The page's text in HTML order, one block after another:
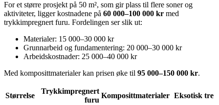
For et større prosjekt på 50 m², som gir plass til flere soner og
aktiviteter, ligger kostnadene på 60 000–100 000 kr med
trykkimpregnert furu. Fordelingen ser slik ut:
Materialer: 15 000–30 000 kr
Grunnarbeid og fundamentering: 20 000–30 000 kr
Arbeidskostnader: 25 000–40 000 kr
Med komposittmaterialer kan prisen øke til 95 000–150 000 kr.
Størrelse
Trykkimpregnert
furu
Komposittmaterialer Eksotisk tre